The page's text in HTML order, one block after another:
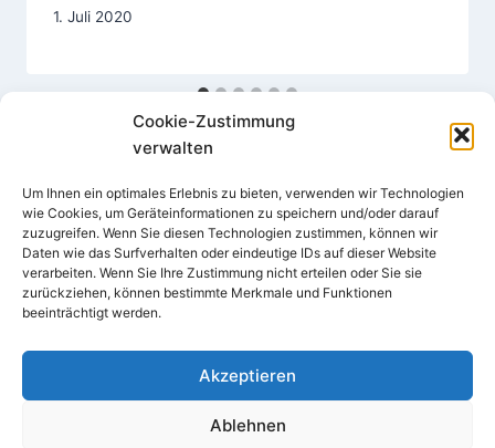
Cookie-Zustimmung
verwalten
Um Ihnen ein optimales Erlebnis zu bieten, verwenden wir Technologien
wie Cookies, um Geräteinformationen zu speichern und/oder darauf
zuzugreifen. Wenn Sie diesen Technologien zustimmen, können wir
Daten wie das Surfverhalten oder eindeutige IDs auf dieser Website
verarbeiten. Wenn Sie Ihre Zustimmung nicht erteilen oder Sie sie
zurückziehen, können bestimmte Merkmale und Funktionen
beeinträchtigt werden.
Akzeptieren
Ablehnen
1. Juli 2020
Impressum
Datenschutz